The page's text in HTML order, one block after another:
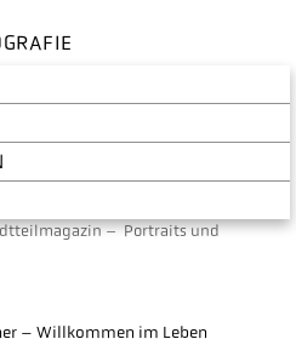
– Portraits und
– Willkommen im Leben